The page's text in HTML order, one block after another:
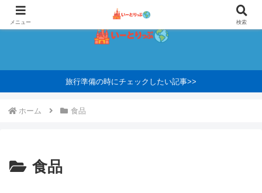
旅行準備の時にチェックしたい記事>>
ホーム 食品
食品
メニュー 検索